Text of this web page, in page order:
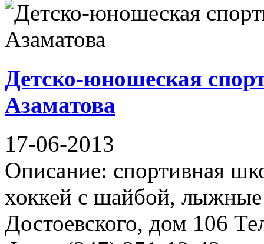
Детско-юношеская
Азаматова
17-06-2013
Описание: спортивная
хоккей с шайбой,
Достоевского, дом 106